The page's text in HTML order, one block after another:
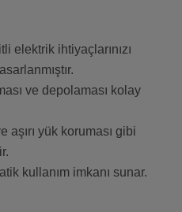
elektrik ihtiyaçlarınızı
ve depolaması kolay
aşırı yük koruması gibi
kullanım imkanı sunar.